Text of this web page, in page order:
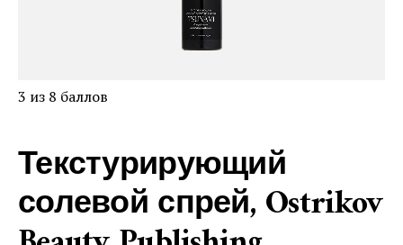
3 из 8 баллов
Текстурирующий
солевой спрей, Ostrikov